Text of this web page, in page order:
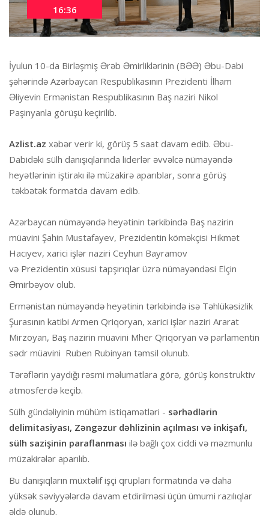
16:36
İyulun 10-da Birləşmiş Ərəb Əmirliklərinin (BƏƏ) Əbu-Dabi
şəhərində Azərbaycan Respublikasının Prezidenti İlham
Əliyevin Ermənistan Respublikasının Baş naziri Nikol
Paşinyanla görüşü keçirilib.
Azlist.az xəbər verir ki, görüş 5 saat davam edib. Əbu-
Dabidəki sülh danışıqlarında liderlər əvvəlcə nümayəndə
heyətlərinin iştirakı ilə müzakirə aparıblar, sonra görüş
təkbətək formatda davam edib.
Azərbaycan nümayəndə heyətinin tərkibində Baş nazirin
müavini Şahin Mustafayev, Prezidentin köməkçisi Hikmət
Hacıyev, xarici işlər naziri Ceyhun Bayramov
və Prezidentin xüsusi tapşırıqlar üzrə nümayəndəsi Elçin
Əmirbəyov olub.
Ermənistan nümayəndə heyətinin tərkibində isə Təhlükəsizlik
Şurasının katibi Armen Qriqoryan, xarici işlər naziri Ararat
Mirzoyan, Baş nazirin müavini Mher Qriqoryan və parlamentin
sədr müavini Ruben Rubinyan təmsil olunub.
Tərəflərin yaydığı rəsmi məlumatlara görə, görüş konstruktiv
atmosferdə keçib.
Sülh gündəliyinin mühüm istiqamətləri - sərhədlərin
delimitasiyası, Zəngəzur dəhlizinin açılması və inkişafı,
sülh sazişinin paraflanması ilə bağlı çox ciddi və məzmunlu
müzakirələr aparılıb.
Bu danışıqların müxtəlif işçi qrupları formatında və daha
yüksək səviyyələrdə davam etdirilməsi üçün ümumi razılıqlar
əldə olunub.